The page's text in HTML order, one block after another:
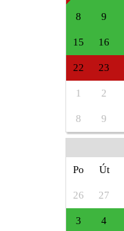
8 9
15 16
22 23
1 2
8 9
Po
Út
26 27
3 4